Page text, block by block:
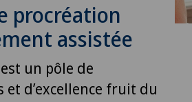
procréation
assistée
un pôle de
et d’excellence fruit du